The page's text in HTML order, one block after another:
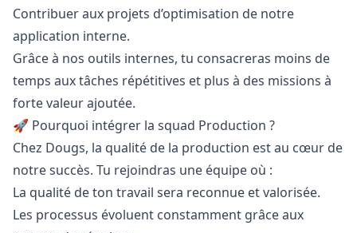
Contribuer aux projets d’optimisation de notre
application interne.
Grâce à nos outils internes, tu consacreras moins de
temps aux tâches répétitives et plus à des missions à
forte valeur ajoutée.
🚀 Pourquoi intégrer la squad Production ?
Chez Dougs, la qualité de la production est au cœur de
notre succès. Tu rejoindras une équipe où :
La qualité de ton travail sera reconnue et valorisée.
Les processus évoluent constamment grâce aux